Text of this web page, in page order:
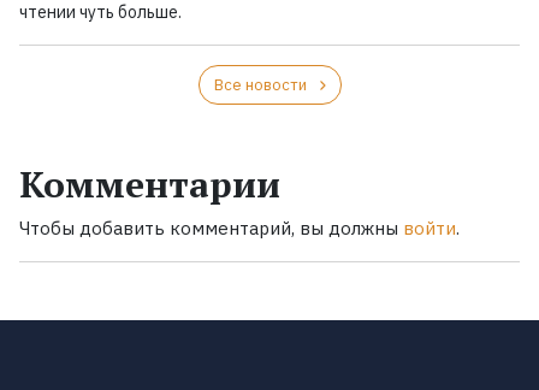
чтении чуть больше.
Все новости
Комментарии
Чтобы добавить комментарий, вы должны войти.